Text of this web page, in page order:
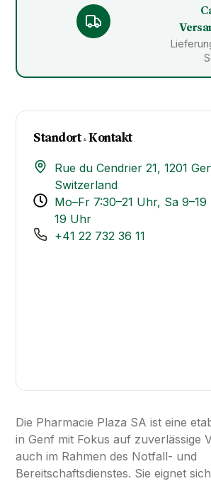
Standort & Kontakt​
Rue du Cendrier 21, 1201
Switzerland
Mo–Fr 7:30–21 Uhr, Sa
19 Uhr
+41 22 732 36 11
Die Pharmacie Plaza SA ist eine
in Genf mit Fokus auf zuverlässige
auch im Rahmen des Notfall- und
Bereitschaftsdienstes. Sie eignet